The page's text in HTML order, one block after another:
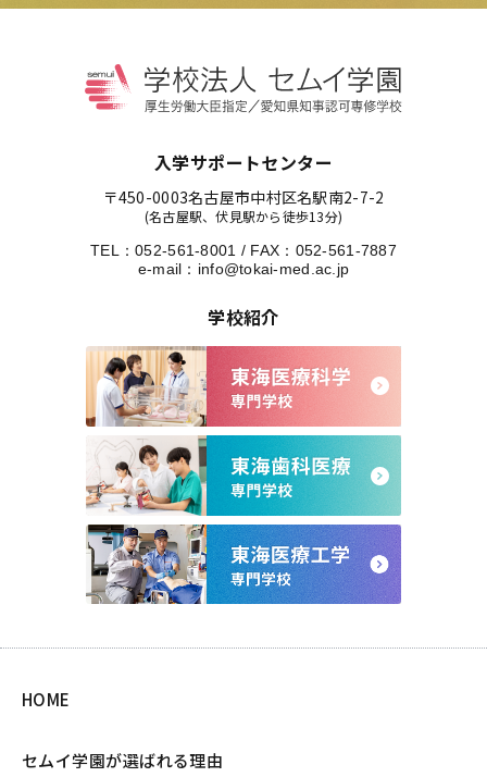
入学サポートセンター
〒450-0003名古屋市中村区名駅南2-7-2
(名古屋駅、伏見駅から徒歩13分)
TEL：052-561-8001 / FAX：052-561-7887
e-mail： info@tokai-med.ac.jp
学校紹介
HOME
セムイ学園が選ばれる理由